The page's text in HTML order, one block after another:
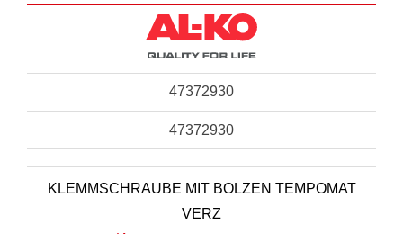
47372930
47372930
KLEMMSCHRAUBE MIT BOLZEN TEMPOMAT
VERZ